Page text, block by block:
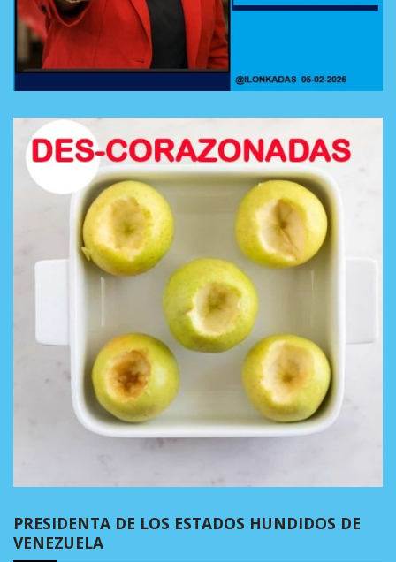
PRESIDENTA DE LOS ESTADOS HUNDIDOS DE
VENEZUELA